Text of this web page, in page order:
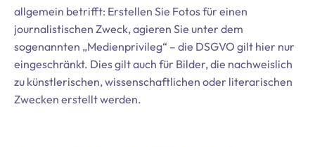
allgemein betrifft: Erstellen Sie Fotos für einen
journalistischen Zweck, agieren Sie unter dem
sogenannten „Medienprivileg“ – die DSGVO gilt hier nur
eingeschränkt. Dies gilt auch für Bilder, die nachweislich
zu künstlerischen, wissenschaftlichen oder literarischen
Zwecken erstellt werden.